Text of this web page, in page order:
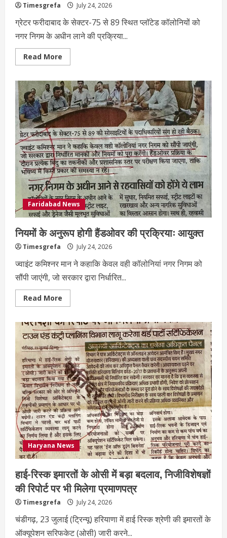
Timesgrefa July 24, 2026
ग्रेटर फरीदाबाद के सेक्टर-75 से 89 स्थित प्लॉटेड कॉलोनियों को
नगर निगम के अधीन लाने की प्रक्रिया...
Read More
Faridabad News
नियमों के अनुरूप होगी हैंडओवर की प्रक्रियाः आयुक्त
Timesgrefa July 24, 2026
ज्वाइंट कमिश्नर मान ने कहाकि केवल वही कॉलोनियां नगर निगम को
सौंपी जाएंगी, जो सरकार द्वारा निर्धारित...
Read More
Haryana News
हाई-रिस्क इमारतों के ओसी में बड़ा बदलाव, निजीविशेषज्ञों
की रिपोर्ट पर भी मिलेगा प्रमाणपत्र
Timesgrefa July 24, 2026
चंडीगढ़, 23 जुलाई (ट्रिन्यू) हरियाणा में हाई रिस्क श्रेणी की इमारतों के
ऑक्यूपेशन सरिफकेट (ओसी) जारी करने...